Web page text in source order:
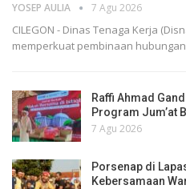
YOSEP AULIA 7 Agu 2026
CILEGON - Dinas Tenaga Kerja
memperkuat pembinaan
Raffi Ahmad
Program Jum’at
7 Agu 2026
Porsenap di
Kebersamaan